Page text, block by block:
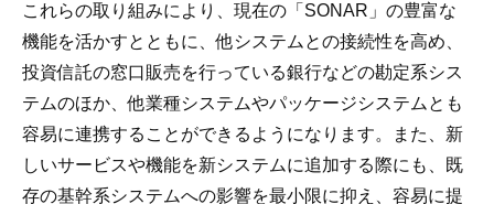
これらの取り組みにより、現在の「SONAR」の豊富な
機能を活かすとともに、他システムとの接続性を高め、
投資信託の窓口販売を行っている銀行などの勘定系シス
テムのほか、他業種システムやパッケージシステムとも
容易に連携することができるようになります。また、新
しいサービスや機能を新システムに追加する際にも、既
存の基幹系システムへの影響を最小限に抑え、容易に提